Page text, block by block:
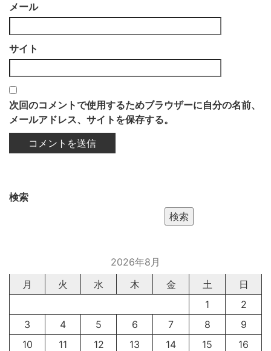
メール
サイト
次回のコメントで使用するためブラウザーに自分の名前、
メールアドレス、サイトを保存する。
検索
検索
2026年8月
月
火 水 木 金 土
日
1
2
3
4 5 6 7 8
9
10
11 12 13 14 15
16